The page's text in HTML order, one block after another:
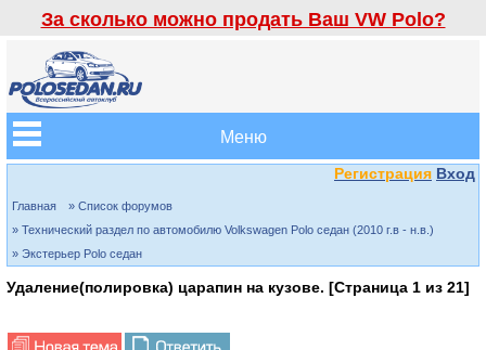
За сколько можно продать Ваш VW Polo?
Меню
Регистрация Вход
Главная
» Список форумов
» Технический раздел по автомобилю Volkswagen Polo седан (2010 г.в - н.в.)
» Экстерьер Polo седан
Удаление(полировка) царапин на кузове. [Страница 1 из 21]